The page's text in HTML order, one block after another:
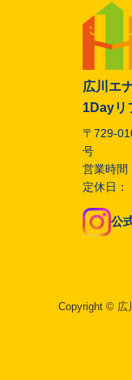
広川エ
1Dayリ
〒729-
号
営業時間
定休日
公
Copyright © 広